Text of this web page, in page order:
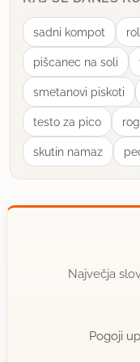
sadni kompot
pišcanec na soli
smetanovi piskoti
testo za pico
skutin namaz
Največja
Pogoji